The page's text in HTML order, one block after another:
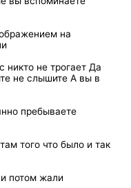
на
никто не трогает Да
не слышите А вы в
пребываете
того что было и так
потом жали